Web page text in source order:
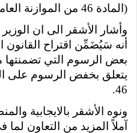
(المادة 46 من الموازنة العامة للعام 2025).
وأشار الأشقر الى ان
أنه سَيُضَمِّن اقتراح القانون
يتعلق بخفض الرسوم على
46.
ونوه الأشقر بالايجابية
آملاً المزيد من التعاون